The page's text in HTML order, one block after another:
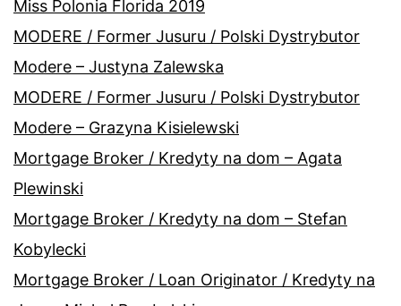
Miss Polonia Florida 2019
MODERE / Former Jusuru / Polski Dystrybutor
Modere – Justyna Zalewska
MODERE / Former Jusuru / Polski Dystrybutor
Modere – Grazyna Kisielewski
Mortgage Broker / Kredyty na dom – Agata
Plewinski
Mortgage Broker / Kredyty na dom – Stefan
Kobylecki
Mortgage Broker / Loan Originator / Kredyty na